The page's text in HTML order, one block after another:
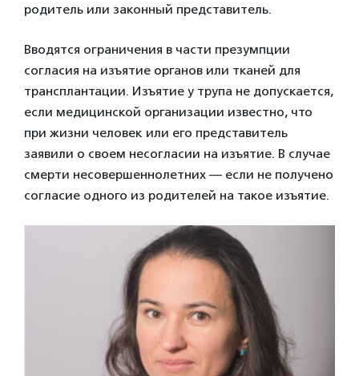
родитель или законный представитель.
Вводятся ограничения в части презумпции
согласия на изъятие органов или тканей для
трансплантации. Изъятие у трупа не допускается,
если медицинской организации известно, что
при жизни человек или его представитель
заявили о своем несогласии на изъятие. В случае
смерти несовершеннолетних — если не получено
согласие одного из родителей на такое изъятие.